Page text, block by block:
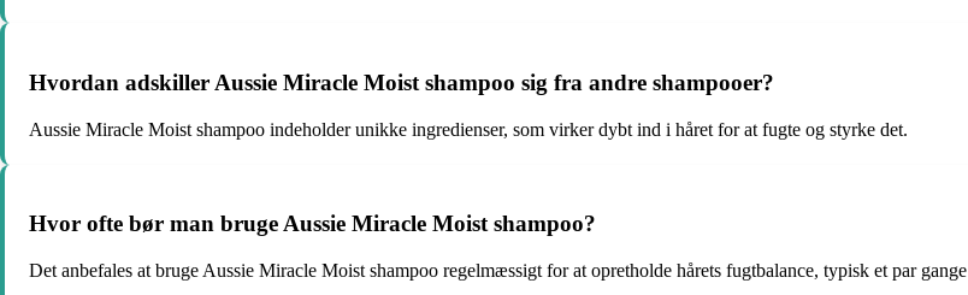
Hvordan adskiller Aussie Miracle Moist shampoo sig fra andre shampooer?
Aussie Miracle Moist shampoo indeholder unikke ingredienser, som virker dybt ind i håret for at fugte og styrke det.
Hvor ofte bør man bruge Aussie Miracle Moist shampoo?
Det anbefales at bruge Aussie Miracle Moist shampoo regelmæssigt for at opretholde hårets fugtbalance, typisk et par